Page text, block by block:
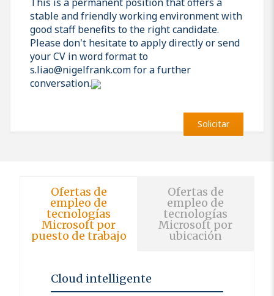
stable and friendly working environment with
good staff benefits to the right candidate.
Please don't hesitate to apply directly or send
your CV in word format to
s.liao@nigelfrank.com for a further
conversation.
Solicitar
Ofertas de
empleo de
tecnologías
Microsoft por
puesto de trabajo
Ofertas de
empleo de
tecnologías
Microsoft por
ubicación
Cloud intelligente